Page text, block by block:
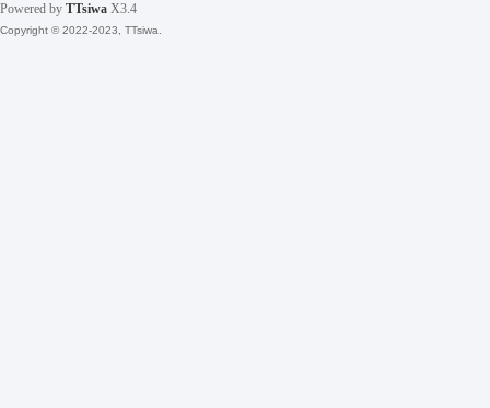
Powered by TTsiwa X3.4
Copyright © 2022-2023, TTsiwa.